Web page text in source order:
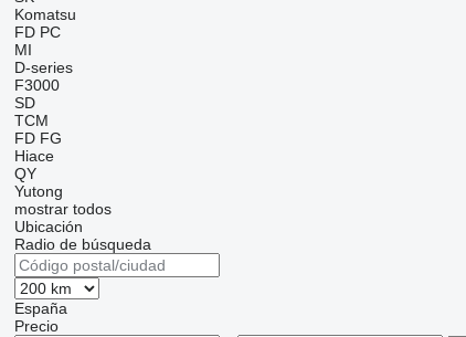
Komatsu
FD PC
MI
D-series
F3000
SD
TCM
FD FG
Hiace
QY
Yutong
mostrar todos
Ubicación
Radio de búsqueda
España
Precio